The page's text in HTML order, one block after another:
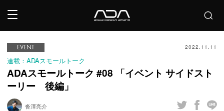
EVENT 2022.11.11
連載：ADAスモールトーク
ADAスモールトーク #08 「イベント サイドスト
ーリー 後編」
沓澤亮介